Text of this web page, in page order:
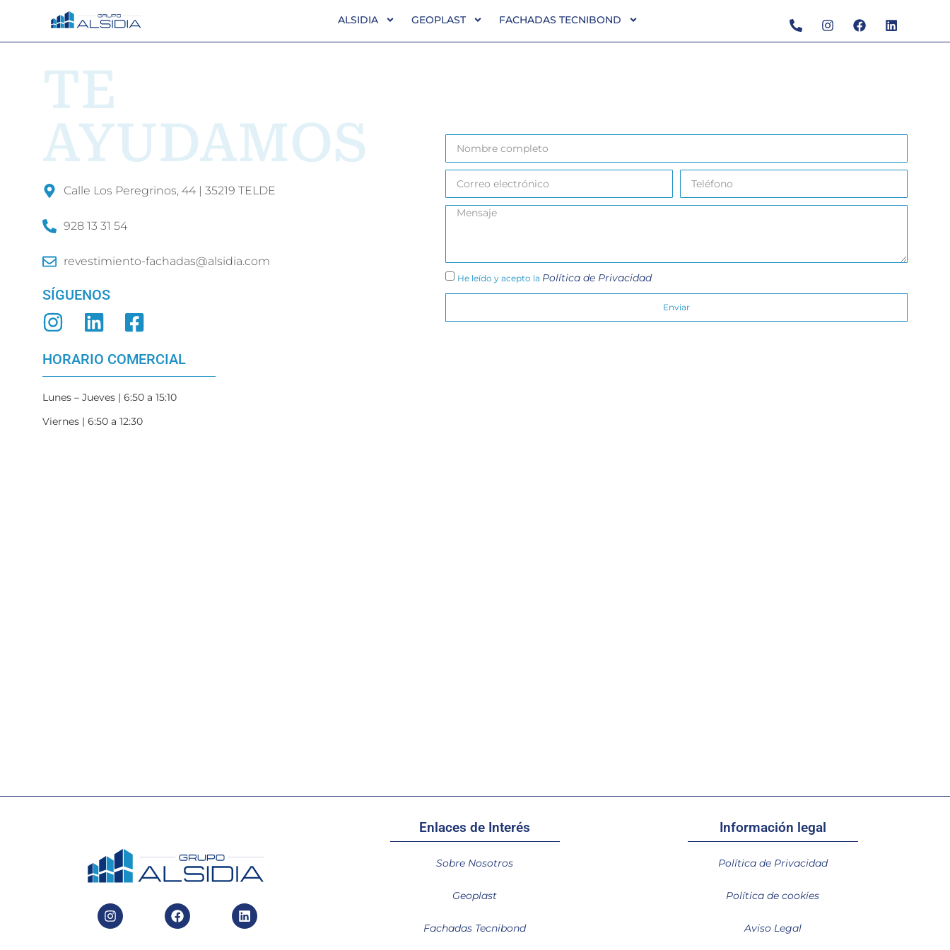
ALSIDIA GEOPLAST FACHADAS TECNIBOND
TE
AYUDAMOS
Calle Los Peregrinos, 44 | 35219 TELDE
928 13 31 54
revestimiento-fachadas@alsidia.com
SÍGUENOS
HORARIO COMERCIAL
Lunes – Jueves | 6:50 a 15:10
Viernes | 6:50 a 12:30
He leído y acepto la Política de Privacidad
Enviar
Enlaces de Interés
Sobre Nosotros
Geoplast
Fachadas Tecnibond
Información legal
Política de Privacidad
Política de cookies
Aviso Legal